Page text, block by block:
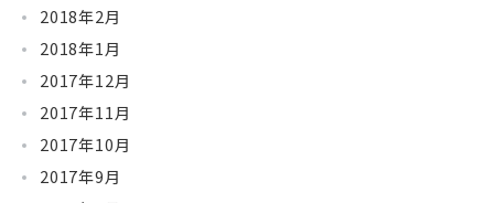
2018年2月
2018年1月
2017年12月
2017年11月
2017年10月
2017年9月